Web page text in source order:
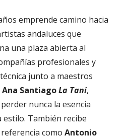
emprende camino hacia
andaluces que
una plaza abierta al
profesionales y
junto a maestros
Ana SantiagoLa Tani,
nunca la esencia
También recibe
como Antonio